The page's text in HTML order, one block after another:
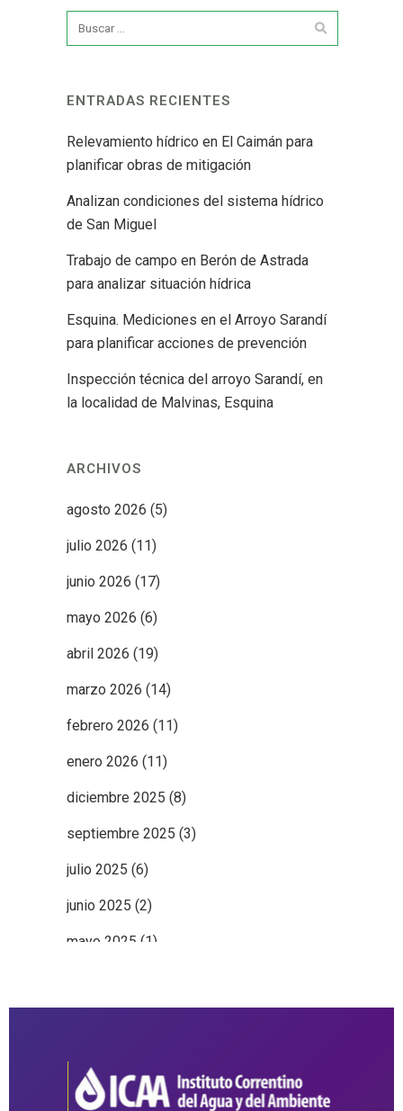
ENTRADAS RECIENTES
Relevamiento hídrico en El Caimán para
planificar obras de mitigación
Analizan condiciones del sistema hídrico
de San Miguel
Trabajo de campo en Berón de Astrada
para analizar situación hídrica
Esquina. Mediciones en el Arroyo Sarandí
para planificar acciones de prevención
Inspección técnica del arroyo Sarandí, en
la localidad de Malvinas, Esquina
ARCHIVOS
agosto 2026 (5)
julio 2026 (11)
junio 2026 (17)
mayo 2026 (6)
abril 2026 (19)
marzo 2026 (14)
febrero 2026 (11)
enero 2026 (11)
diciembre 2025 (8)
septiembre 2025 (3)
julio 2025 (6)
junio 2025 (2)
mayo 2025 (1)